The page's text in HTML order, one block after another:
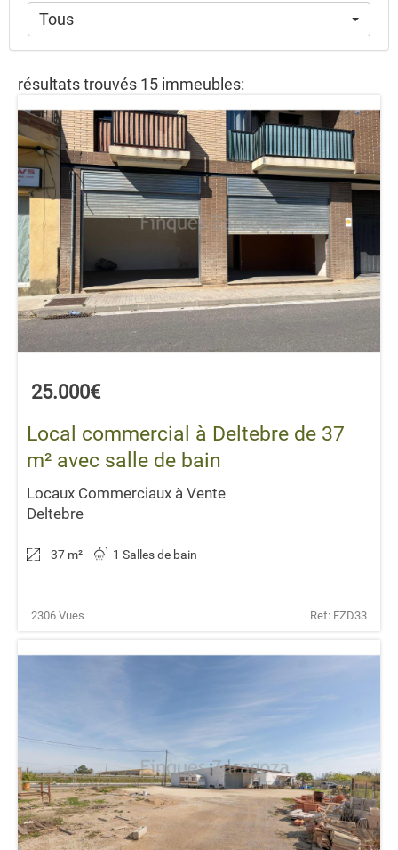
Tous
résultats trouvés 15 immeubles:
25.000€
Local commercial à Deltebre de 37
m² avec salle de bain
Locaux Commerciaux à Vente
Deltebre
37 m² 1 Salles de bain
2306 Vues Ref: FZD33